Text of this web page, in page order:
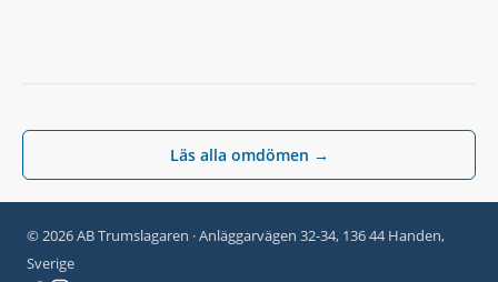
© 2026 AB Trumslagaren · Anläggarvägen 32-34, 136 44 Handen,
Sverige
Läs alla omdömen →